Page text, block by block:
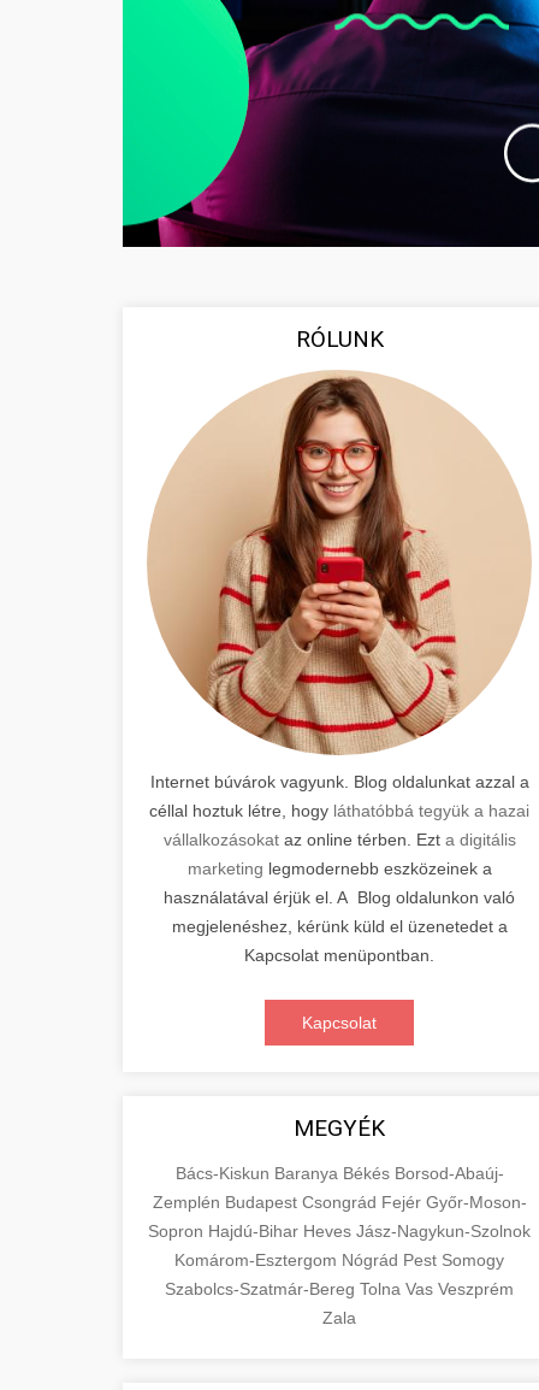
RÓLUNK
Internet búvárok vagyunk. Blog oldalunkat azzal a
céllal hoztuk létre, hogy láthatóbbá tegyük a hazai
vállalkozásokataz online térben. Ezt a digitális
marketing legmodernebb eszközeinek a
használatával érjük el. A Blog oldalunkon való
megjelenéshez, kérünk küld el üzenetedet a
Kapcsolat menüpontban.
Kapcsolat
MEGYÉK
Bács-Kiskun Baranya Békés Borsod-Abaúj-
Zemplén Budapest Csongrád Fejér Győr-Moson-
Sopron Hajdú-Bihar Heves Jász-Nagykun-Szolnok
Komárom-Esztergom Nógrád Pest Somogy
Szabolcs-Szatmár-Bereg Tolna Vas Veszprém
Zala